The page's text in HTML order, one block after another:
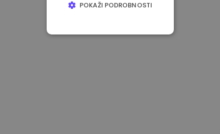
POKAŽI PODROBNOSTI